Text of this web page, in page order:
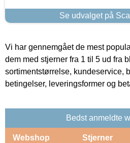
Se udvalget på
Vi har gennemgået de mest
dem med stjerner fra 1 til 5 ud fra
sortimentstørrelse, kundeservice,
betingelser, leveringsformer og
Bedst anmeldte
Webshop Stjerner